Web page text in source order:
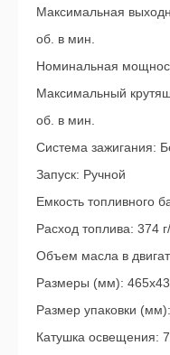
Максимальная
об. в мин.
Номинальная
Максимальный
об. в мин.
Система зажигания:
Запуск: Ручной
Емкость топливного
Расход топлива: 374
Объем масла в
Размеры (мм):
Размер упаковки
Катушка освещения: